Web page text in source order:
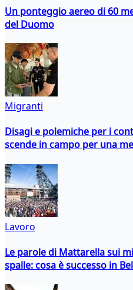
Un ponteggio aereo di 60
del Duomo
Migranti
Disagi e polemiche per i
scende in campo per una
Lavoro
Le parole di Mattarella sui
spalle: cosa è successo in